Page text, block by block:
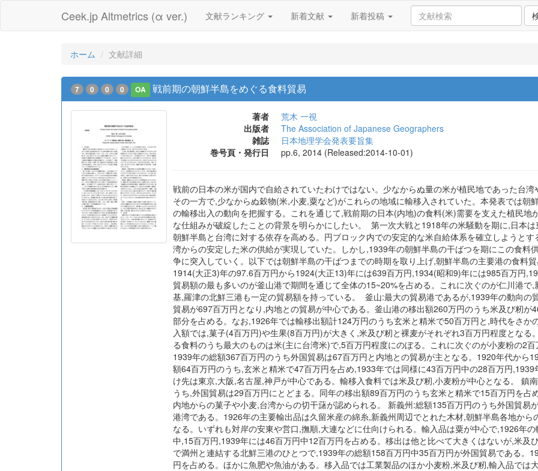
Ceek.jp Altmetrics (α ver.) 文献ランキング 新着文献 新着投稿
ホーム 文献詳細
7 0 0 0 OA 戦前期の朝鮮半島をめぐる食料貿易
著者
荒木 一視
出版者
The Association of Japanese Geographers
雑誌
日本地理学会発表要旨集
巻号頁・発行日
pp.6, 2014 (Released:2014-10-01)
戦前の日本の米が国内で自給されていたわけではない。少なからぬ量の米が植民地であった台湾
その一方で,少なからぬ穀物(米,小麦,粟など)がこれらの地域に輸移入されていた。本発表では朝
の輸移出入の動向を把握する。これを通じて,戦前期の日本(内地)の食料(米)需要を支えた植民地
な仕組みが破綻したことの背景を明らかにしたい。 第一次大戦と1918年の米騒動を期に,日本
朝鮮半島と台湾に対する依存を高める。円ブロック内での安定的な米自給体系を確立しようと
湾からの安定した米の供給が実現していた。しかし,1939年の朝鮮半島の干ばつを期にこの食料
争に突入していく。以下では朝鮮半島の干ばつまでの時期を取り上げ,朝鮮半島の主要港の食料
1914(大正3)年の97.6百万円から1924(大正13)年には639百万円,1934(昭和9)年には985百万円
貿易額の最も多いのが釜山港で期間を通じて全体の15~20%を占める。これに次ぐのが仁川港
基,羅津の北鮮三港も一定の貿易額を持っている。 釜山:最大の貿易港であるが,1939年の動向の
貿易が697百万円となり,内地との貿易が中心である。釜山港の移出額260万円のうち米及び籾
部分を占める。なお,1926年では輸移出額計124万円のうち玄米と精米で50百万円と,時代をさ
入額では,菓子(4百万円)や生果(8百万円)が大きく,米及び籾と裸麦がそれぞれ3百万円程度とな
る食料のうち最大のものは米(主に台湾米)で,5百万円程度にのぼる。これに次ぐのが小麦粉の2
1939年の総額367百万円のうち外国貿易は67百万円と内地との貿易が主となる。1920年代から
額64百万円のうち,玄米と精米で47百万円を占め,1933年では同様に43百万円中の28百万円
け先は東京,大阪,名古屋,神戸が中心である。輸移入食料では米及び籾,小麦粉が中心となる。 鎮
うち,外国貿易は29百万円にとどまる。同年の移出額89百万円のうち玄米と精米で15百万円を
内地からの菓子や小麦,台湾からの切干藷が認められる。 新義州:総額135百万円のうち外国貿易
港湾である。1926年の主要輸出品は久留米産の綿糸,新義州周辺でとれた木材,朝鮮半島各地か
なる。いずれも対岸の安東や営口,撫順,大連などに仕向けられる。輸入品は粟が中心で,1926年
中,15百万円,1939年には46百万円中12百万円を占める。移出は他と比べて大きくはないが,米及
で満州と連結する北鮮三港のひとつで,1939年の総額158百万円中35百万円が外国貿易である。
円を占める。ほかに魚肥や魚油がある。移入品では工業製品のほか小麦粉,米及び籾,輸入品では